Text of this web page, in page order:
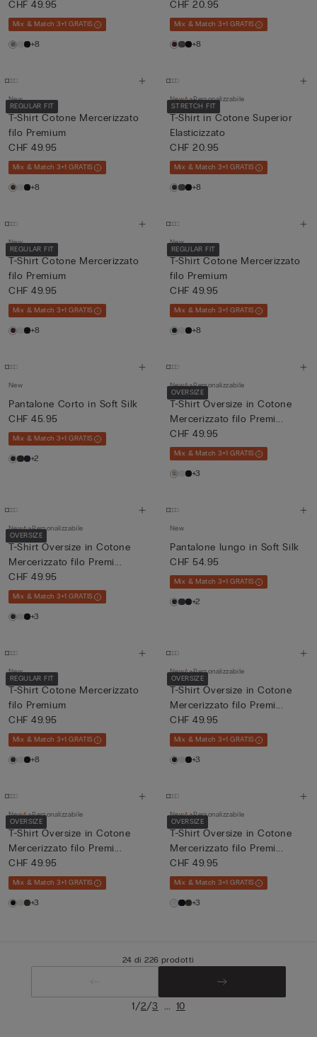
CHF 49.95
Mix & Match 3+1 GRATIS
+8
CHF 20.95
Mix & Match 3+1 GRATIS
+8
REGULAR FIT
New
T-Shirt Cotone Mercerizzato
filo Premium
CHF 49.95
Mix & Match 3+1 GRATIS
+8
STRETCH FIT
New Personalizzabile
T-Shirt in Cotone Superior
Elasticizzato
CHF 20.95
Mix & Match 3+1 GRATIS
+8
REGULAR FIT
New
T-Shirt Cotone Mercerizzato
filo Premium
CHF 49.95
Mix & Match 3+1 GRATIS
+8
REGULAR FIT
New
T-Shirt Cotone Mercerizzato
filo Premium
CHF 49.95
Mix & Match 3+1 GRATIS
+8
New
Pantalone Corto in Soft Silk
CHF 45.95
Mix & Match 3+1 GRATIS
+2
OVERSIZE
New Personalizzabile
T-Shirt Oversize in Cotone
Mercerizzato filo Premi...
CHF 49.95
Mix & Match 3+1 GRATIS
+3
OVERSIZE
New Personalizzabile
T-Shirt Oversize in Cotone
Mercerizzato filo Premi...
CHF 49.95
Mix & Match 3+1 GRATIS
+3
New
Pantalone lungo in Soft Silk
CHF 54.95
Mix & Match 3+1 GRATIS
+2
REGULAR FIT
New
T-Shirt Cotone Mercerizzato
filo Premium
CHF 49.95
Mix & Match 3+1 GRATIS
+8
OVERSIZE
New Personalizzabile
T-Shirt Oversize in Cotone
Mercerizzato filo Premi...
CHF 49.95
Mix & Match 3+1 GRATIS
+3
OVERSIZE
New Personalizzabile
T-Shirt Oversize in Cotone
Mercerizzato filo Premi...
CHF 49.95
Mix & Match 3+1 GRATIS
+3
OVERSIZE
New Personalizzabile
T-Shirt Oversize in Cotone
Mercerizzato filo Premi...
CHF 49.95
Mix & Match 3+1 GRATIS
+3
24 di 226 prodotti
1/2/3 ... 10